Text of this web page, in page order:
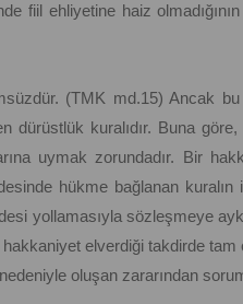
fiil ehliyetine haiz
(TMK md.15) Ancak bu
kuralıdır. Buna göre,
uymak zorundadır. Bir
hükme bağlanan kuralın
yollamasıyla sözleşmeye
elverdiği takdirde
oluşan zararından